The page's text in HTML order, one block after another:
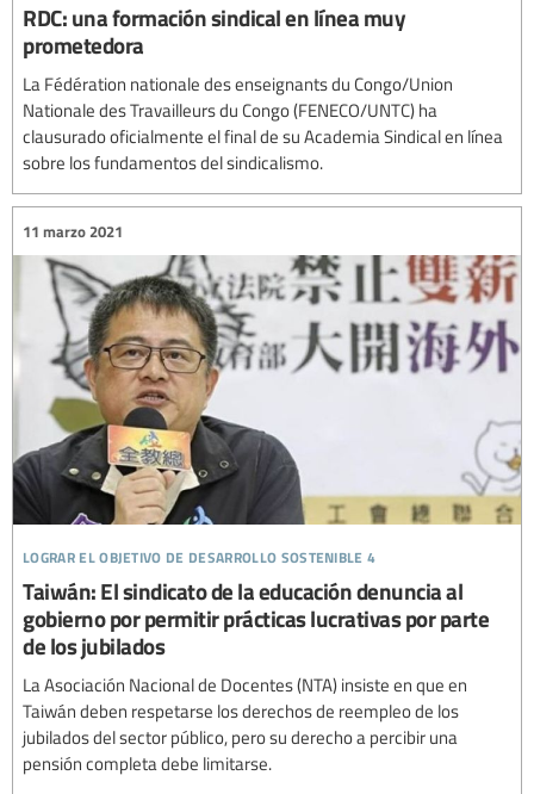
RDC: una formación sindical en línea muy
prometedora
La Fédération nationale des enseignants du Congo/Union
Nationale des Travailleurs du Congo (FENECO/UNTC) ha
clausurado oficialmente el final de su Academia Sindical en línea
sobre los fundamentos del sindicalismo.
lograr el objetivo de desarrollo sostenible 4
11 marzo 2021
Taiwán: El sindicato de la educación denuncia al
gobierno por permitir prácticas lucrativas por parte
de los jubilados
La Asociación Nacional de Docentes (NTA) insiste en que en
Taiwán deben respetarse los derechos de reempleo de los
jubilados del sector público, pero su derecho a percibir una
pensión completa debe limitarse.